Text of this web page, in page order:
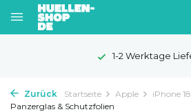
1-2 Werktage
Zurück Startseite Apple iPhone
Panzerglas & Schutzfolien